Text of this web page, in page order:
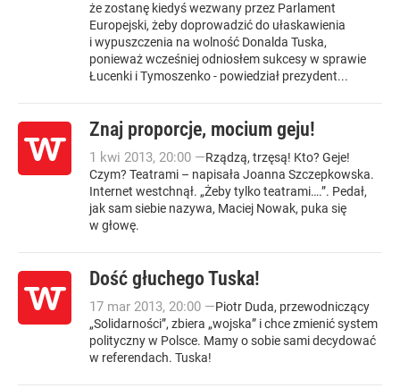
że zostanę kiedyś wezwany przez Parlament
Europejski, żeby doprowadzić do ułaskawienia
i wypuszczenia na wolność Donalda Tuska,
ponieważ wcześniej odniosłem sukcesy w sprawie
Łucenki i Tymoszenko - powiedział prezydent...
Znaj proporcje, mocium geju!
1 kwi 2013, 20:00 —Rządzą, trzęsą! Kto? Geje!
Czym? Teatrami – napisała Joanna Szczepkowska.
Internet westchnął. „Żeby tylko teatrami….”. Pedał,
jak sam siebie nazywa, Maciej Nowak, puka się
w głowę.
Dość głuchego Tuska!
17 mar 2013, 20:00 —Piotr Duda, przewodniczący
„Solidarności”, zbiera „wojska” i chce zmienić system
polityczny w Polsce. Mamy o sobie sami decydować
w referendach. Tuska!